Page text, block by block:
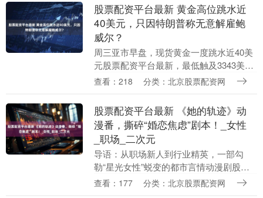
股票配资平台最新 黄金高位跳水近
40美元，只因特朗普称无意解雇鲍
威尔？
周三亚市早盘，现货黄金一度跳水近40美
元股票配资平台最新，最低触及3343美元/
盎司。此前黄金价格强势上行，连续刷新
盘中一度....
查看：218 分类：北京股票配资网
股票配资平台最新 《她的轨迹》动
漫番，撕碎“婚恋焦虑”剧本！_女性
_职场_二次元
导语：从职场新人到行业精英，一部勾
勒“星光女性”蜕变的都市言情动漫剧股票
配资平台最新，同时也是热门短剧向二次
查看：177 分类：北京股票配资网